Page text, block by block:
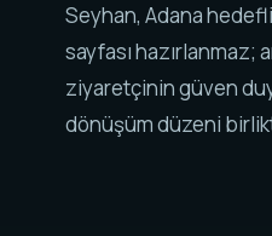
Seyhan, Adana
sayfası hazırlanmaz;
ziyaretçinin güven
dönüşüm düzeni